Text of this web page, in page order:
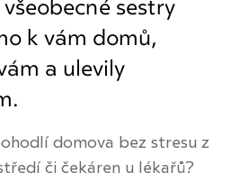
sestry
k vám domů,
a ulevily
domova bez stresu z
či čekáren u lékařů?